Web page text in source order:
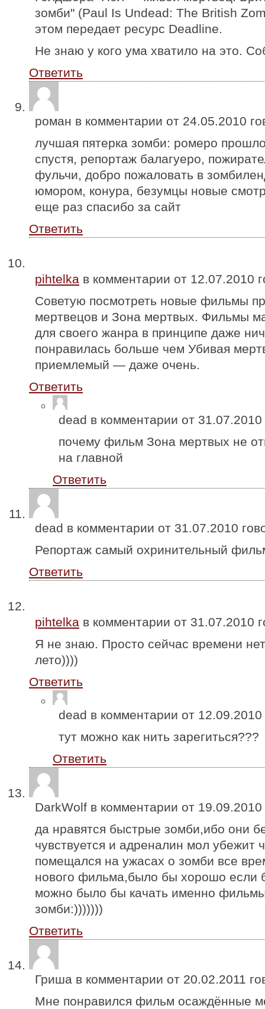
зомби" (Paul Is Undead: The British
этом передает ресурс Deadline.
Не знаю у кого ума хватило на это.
Ответить
роман в комментарии от 24.05.2010
лучшая пятерка зомби: ромеро
спустя, репортаж балагуеро,
фульчи, добро пожаловать в
юмором, конура, безумцы новые
еще раз спасибо за сайт
Ответить
pihtelka в комментарии от 12.07.2010
Советую посмотреть новые фильмы
мертвецов и Зона мертвых. Фильмы
для своего жанра в принципе даже
понравилась больше чем Убивая
приемлемый — даже очень.
Ответить
dead в комментарии от 31.07.2010
почему фильм Зона мертвых не
на главной
Ответить
dead в комментарии от 31.07.2010
Репортаж самый охринительный
Ответить
pihtelka в комментарии от 31.07.2010
Я не знаю. Просто сейчас времени
лето))))
Ответить
dead в комментарии от 12.09.2010
тут можно как нить зарегиться???
Ответить
DarkWolf в комментарии от 19.09.2010
да нравятся быстрые зомби,ибо они
чувствуется и адреналин мол убежит
помещался на ужасах о зомби все
нового фильма,было бы хорошо если
можно было бы качать именно
зомби:)))))))
Ответить
Гриша в комментарии от 20.02.2011
Мне понравился фильм осаждённые